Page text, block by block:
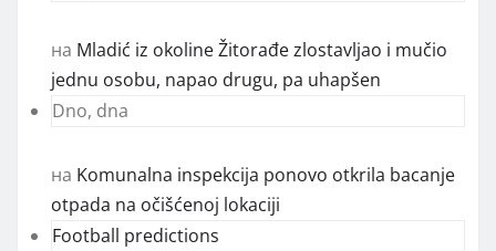
на Mladić iz okoline Žitorađe zlostavljao i mučio
jednu osobu, napao drugu, pa uhapšen
Dno, dna
на Komunalna inspekcija ponovo otkrila bacanje
otpada na očišćenoj lokaciji
Football predictions